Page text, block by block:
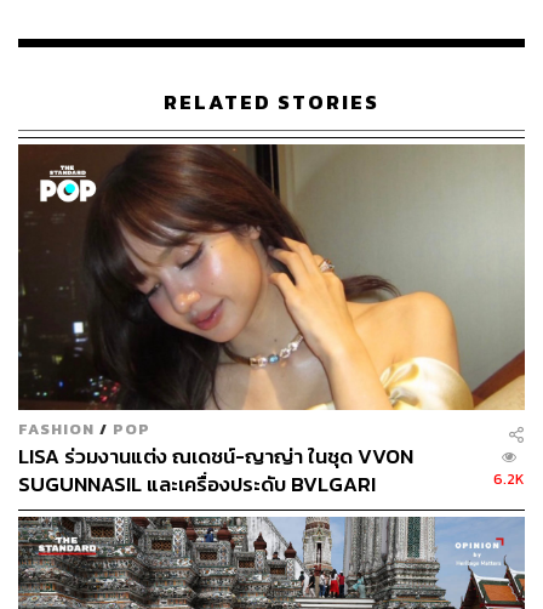
ภาพจิตรกรรมฝาผนังสมัยอยุธยาภายในอุโบสถเก่าของวัด
พระบรมราชูปถัมภ์
พระพุทธรูปโบราณ ทำจากหินทรายแดง ที่กำลังชำรุดทรุด
โทรมภายในพระวิหาร วัดแจงร้อน เขตราษฎร์บูรณะ
กรุงเทพฯ โดย โครงการอนุรักษ์หมู่พระพุทธรูปโบราณวัด
แจงร้อน
RELATED STORIES
FASHION / POP
LISA ร่วมงานแต่ง ณเดชน์-ญาญ่า ในชุด VVON
SUGUNNASIL และเครื่องประดับ BVLGARI
6.2K